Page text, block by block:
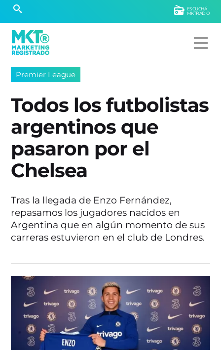
ESCUCHÁ
MKTRADIO
Premier League
Todos los futbolistas
argentinos que
pasaron por el
Chelsea
Tras la llegada de Enzo Fernández,
repasamos los jugadores nacidos en
Argentina que en algún momento de sus
carreras estuvieron en el club de Londres.